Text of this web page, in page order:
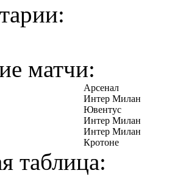
матчи:
Арсенал
Интер Милан
Ювентус
Интер Милан
Интер Милан
Кротоне
таблица: